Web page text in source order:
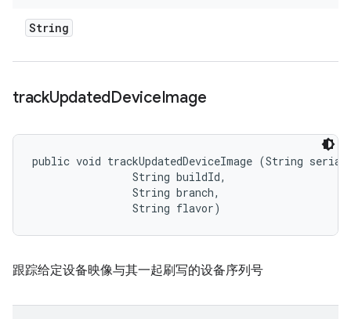
String
trackUpdatedDeviceImage
public void trackUpdatedDeviceImage (String
                String buildId,
                String branch,
                String flavor)
跟踪给定设备映像与其一起刷写的设备序列号